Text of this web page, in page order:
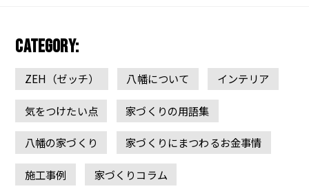
CATEGORY:
ZEH（ゼッチ） 八幡について インテリア
気をつけたい点 家づくりの用語集
八幡の家づくり 家づくりにまつわるお金事情
施工事例 家づくりコラム